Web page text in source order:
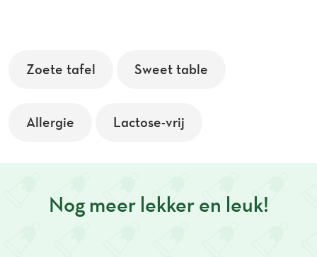
Zoete tafel Sweet table
Allergie Lactose-vrij
Nog meer lekker en leuk!